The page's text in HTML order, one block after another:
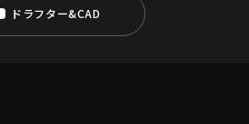
ドラフター&CAD